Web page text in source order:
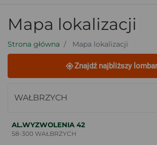
Mapa lokalizacji
Strona główna Mapa lokalizacji
Znajdź najbliższy
AL.WYZWOLENIA 42
58-300 WAŁBRZYCH